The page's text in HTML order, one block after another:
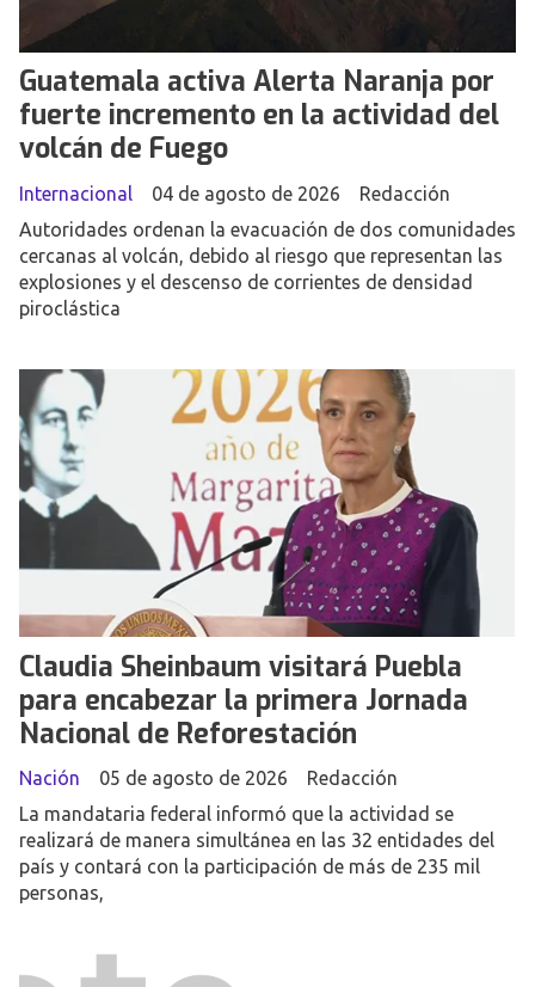
Guatemala activa Alerta Naranja por
fuerte incremento en la actividad del
volcán de Fuego
Redacción
Internacional
04 de agosto de 2026
Autoridades ordenan la evacuación de dos comunidades
cercanas al volcán, debido al riesgo que representan las
explosiones y el descenso de corrientes de densidad
piroclástica
Claudia Sheinbaum visitará Puebla
para encabezar la primera Jornada
Nacional de Reforestación
Redacción
Nación
05 de agosto de 2026
La mandataria federal informó que la actividad se
realizará de manera simultánea en las 32 entidades del
país y contará con la participación de más de 235 mil
personas,